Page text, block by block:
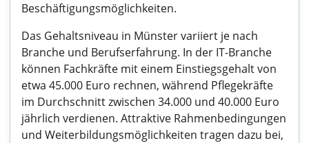
Beschäftigungsmöglichkeiten.
Das Gehaltsniveau in Münster variiert je nach
Branche und Berufserfahrung. In der IT-Branche
können Fachkräfte mit einem Einstiegsgehalt von
etwa 45.000 Euro rechnen, während Pflegekräfte
im Durchschnitt zwischen 34.000 und 40.000 Euro
jährlich verdienen. Attraktive Rahmenbedingungen
und Weiterbildungsmöglichkeiten tragen dazu bei,